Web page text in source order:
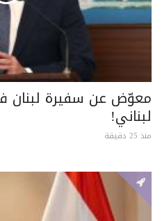
معوّض عن سفيرة
لبناني!
منذ 25 دقيقة